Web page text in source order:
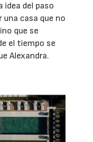
idea del paso
una casa que no
que se
el tiempo se
Alexandra.